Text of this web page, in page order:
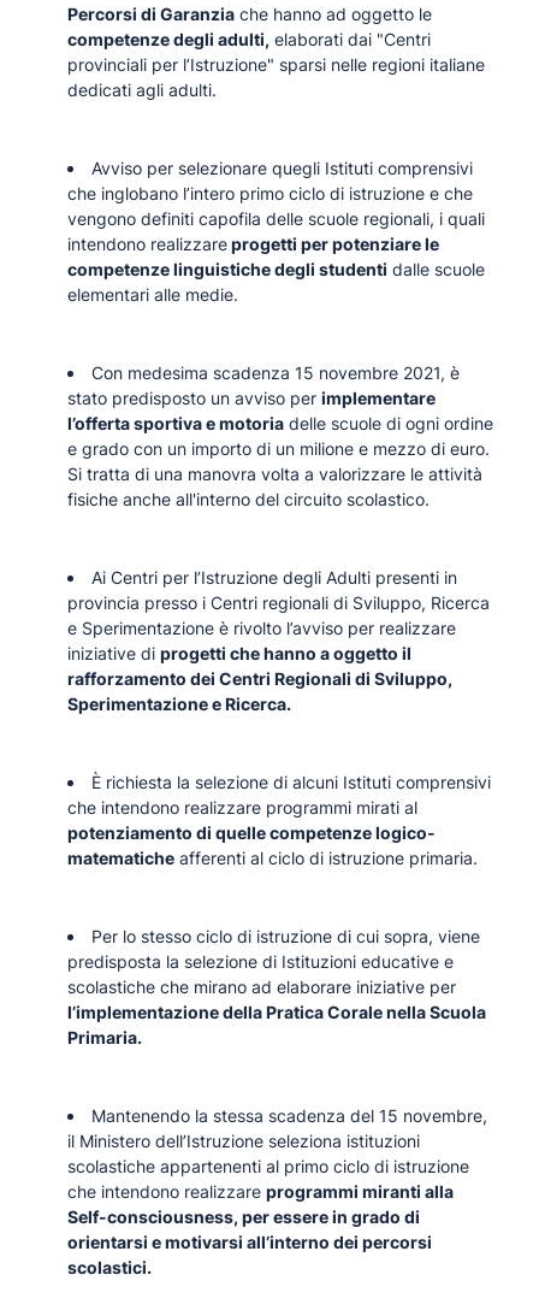
Percorsi di Garanzia che hanno ad oggetto le
competenze degli adulti, elaborati dai "Centri
provinciali per l’Istruzione" sparsi nelle regioni italiane
dedicati agli adulti.
Avviso per selezionare quegli Istituti comprensivi
che inglobano l’intero primo ciclo di istruzione e che
vengono definiti capofila delle scuole regionali, i quali
intendono realizzareprogetti per potenziare le
competenze linguistiche degli studenti dalle scuole
elementari alle medie.
Con medesima scadenza 15 novembre 2021, è
stato predisposto un avviso per implementare
l’offerta sportiva e motoria delle scuole di ogni ordine
e grado con un importo di un milione e mezzo di euro.
Si tratta di una manovra volta a valorizzare le attività
fisiche anche all'interno del circuito scolastico.
Ai Centri per l’Istruzione degli Adulti presenti in
provincia presso i Centri regionali di Sviluppo, Ricerca
e Sperimentazione è rivolto l’avviso per realizzare
iniziative di progetti che hanno a oggetto il
rafforzamento dei Centri Regionali di Sviluppo,
Sperimentazione e Ricerca.
È richiesta la selezione di alcuni Istituti comprensivi
che intendono realizzare programmi mirati al
potenziamento di quelle competenze logico-
matematiche afferenti al ciclo di istruzione primaria.
Per lo stesso ciclo di istruzione di cui sopra, viene
predisposta la selezione di Istituzioni educative e
scolastiche che mirano ad elaborare iniziative per
l’implementazione della Pratica Corale nella Scuola
Primaria.
Mantenendo la stessa scadenza del 15 novembre,
il Ministero dell’Istruzione seleziona istituzioni
scolastiche appartenenti al primo ciclo di istruzione
che intendono realizzare programmi miranti alla
Self-consciousness, per essere in grado di
orientarsi e motivarsi all’interno dei percorsi
scolastici.